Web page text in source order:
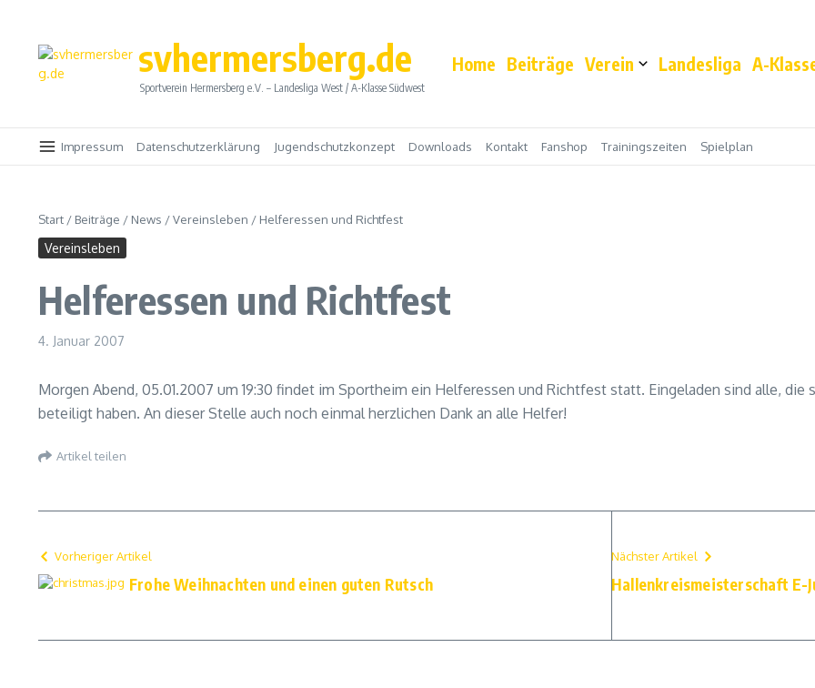
svhermersberg.de
Sportverein Hermersberg e.V. – Landesliga West / A-Klasse Südwest
Home Beiträge Verein Landesliga A-
Impressum Datenschutzerklärung Jugendschutzkonzept Downloads Kontakt Fanshop Trainingszeiten Spielplan
Start / Beiträge / News /Vereinsleben / Helferessen und Richtfest
Vereinsleben
Helferessen und Richtfest
4. Januar 2007
Morgen Abend, 05.01.2007 um 19:30 findet im Sportheim ein Helferessen und Richtfest statt. Eingeladen sind alle, die
beteiligt haben. An dieser Stelle auch noch einmal herzlichen Dank an alle Helfer!
Artikel teilen
Vorheriger Artikel
Frohe Weihnachten und einen guten Rutsch
Nächster Artikel
Hallenkreismeisterschaft E-